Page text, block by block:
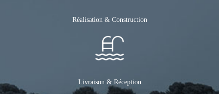
Réalisation & Construction
Livraison & Réception